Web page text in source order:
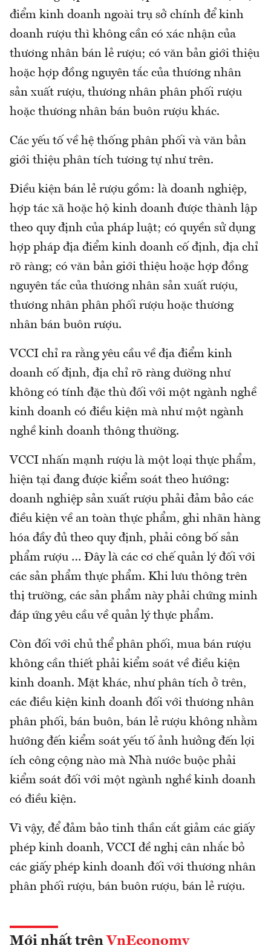
điểm kinh doanh ngoài trụ sở chính để kinh
doanh rượu thì không cần có xác nhận của
thương nhân bán lẻ rượu; có văn bản giới thiệu
hoặc hợp đồng nguyên tắc của thương nhân
sản xuất rượu, thương nhân phân phối rượu
hoặc thương nhân bán buôn rượu khác.
Các yếu tố về hệ thống phân phối và văn bản
giới thiệu phân tích tương tự như trên.
Điều kiện bán lẻ rượu gồm: là doanh nghiệp,
hợp tác xã hoặc hộ kinh doanh được thành lập
theo quy định của pháp luật; có quyền sử dụng
hợp pháp địa điểm kinh doanh cố định, địa chỉ
rõ ràng; có văn bản giới thiệu hoặc hợp đồng
nguyên tắc của thương nhân sản xuất rượu,
thương nhân phân phối rượu hoặc thương
nhân bán buôn rượu.
VCCI chỉ ra rằng yêu cầu về địa điểm kinh
doanh cố định, địa chỉ rõ ràng dường như
không có tính đặc thù đối với một ngành nghề
kinh doanh có điều kiện mà như một ngành
nghề kinh doanh thông thường.
VCCI nhấn mạnh rượu là một loại thực phẩm,
hiện tại đang được kiểm soát theo hướng:
doanh nghiệp sản xuất rượu phải đảm bảo các
điều kiện về an toàn thực phẩm, ghi nhãn hàng
hóa đầy đủ theo quy định, phải công bố sản
phẩm rượu … Đây là các cơ chế quản lý đối với
các sản phẩm thực phẩm. Khi lưu thông trên
thị trường, các sản phẩm này phải chứng minh
đáp ứng yêu cầu về quản lý thực phẩm.
Còn đối với chủ thể phân phối, mua bán rượu
không cần thiết phải kiểm soát về điều kiện
kinh doanh. Mặt khác, như phân tích ở trên,
các điều kiện kinh doanh đối với thương nhân
phân phối, bán buôn, bán lẻ rượu không nhằm
hướng đến kiểm soát yếu tố ảnh hưởng đến lợi
ích công cộng nào mà Nhà nước buộc phải
kiểm soát đối với một ngành nghề kinh doanh
có điều kiện.
Vì vậy, để đảm bảo tinh thần cắt giảm các giấy
phép kinh doanh, VCCI đề nghị cân nhắc bỏ
các giấy phép kinh doanh đối với thương nhân
phân phối rượu, bán buôn rượu, bán lẻ rượu.
Mới nhất trên VnEconomy